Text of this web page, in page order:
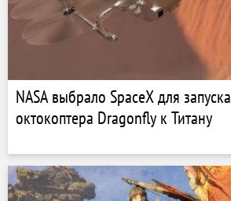
NASA выбрало SpaceX для запуска
октокоптера Dragonfly к Титану